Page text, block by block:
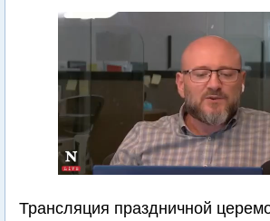
Трансляция праздничной